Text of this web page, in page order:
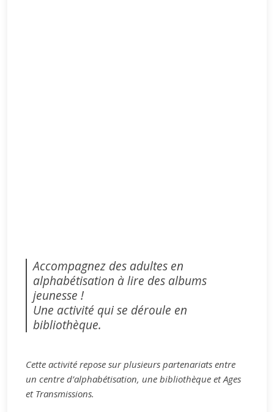
Accompagnez des adultes en
alphabétisation à lire des albums
jeunesse !
Une activité qui se déroule en
bibliothèque.
Cette activité repose sur plusieurs partenariats entre
un centre d’alphabétisation, une bibliothèque et Ages
et Transmissions.